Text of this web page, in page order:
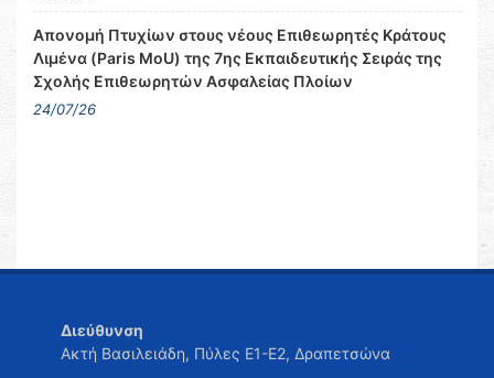
Απονομή Πτυχίων στους νέους Επιθεωρητές Κράτους
Λιμένα (Paris MoU) της 7ης Εκπαιδευτικής Σειράς της
Σχολής Επιθεωρητών Ασφαλείας Πλοίων
24/07/26
Διεύθυνση
Ακτή Βασιλειάδη, Πύλες Ε1-Ε2, Δραπετσώνα